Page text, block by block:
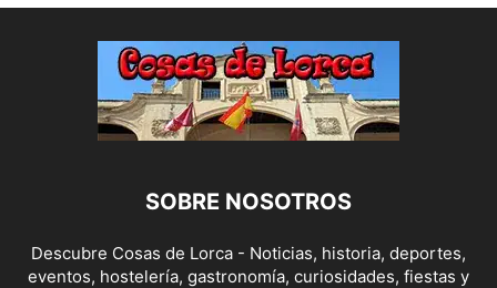
SOBRE NOSOTROS
Descubre Cosas de Lorca - Noticias, historia, deportes,
eventos, hostelería, gastronomía, curiosidades, fiestas y